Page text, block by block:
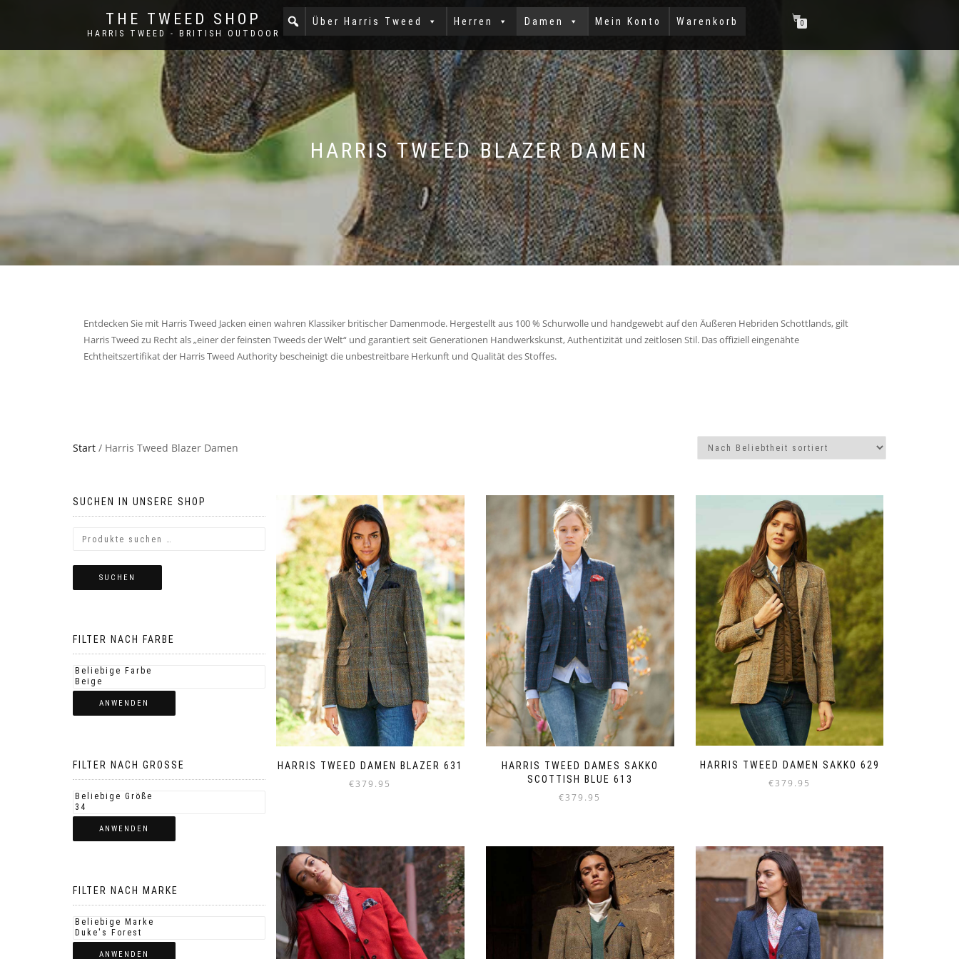
THE TWEED SHOP
HARRIS TWEED - BRITISH OUTDOOR
Über Harris Tweed Herren Damen Mein Konto Warenkorb 0
HARRIS TWEED BLAZER DAMEN
Entdecken Sie mit Harris Tweed Jacken einen wahren Klassiker britischer Damenmode. Hergestellt aus 100 % Schurwolle und handgewebt auf den Äußeren Hebriden Schottlands, gilt
Harris Tweed zu Recht als „einer der feinsten Tweeds der Welt“ und garantiert seit Generationen Handwerkskunst, Authentizität und zeitlosen Stil. Das offiziell eingenähte
Echtheitszertifikat der Harris Tweed Authority bescheinigt die unbestreitbare Herkunft und Qualität des Stoffes.
Start / Harris Tweed Blazer Damen
HARRIS TWEED DAMEN BLAZER 631
€379.95
mehrere
Varianten
auf.
Die
Optionen
können
auf
der
HARRIS TWEED DAMES SAKKO
SCOTTISH BLUE 613
€379.95
weist
mehrere
Varianten
auf.
Die
Optionen
können
auf
HARRIS TWEED DAMEN SAKKO 629
€379.95
mehrere
Varianten
auf.
Die
Optionen
können
auf
der
SUCHEN IN UNSERE SHOP
SUCHEN
FILTER NACH FARBE
ANWENDEN
FILTER NACH GROSSE
ANWENDEN
FILTER NACH MARKE
ANWENDEN